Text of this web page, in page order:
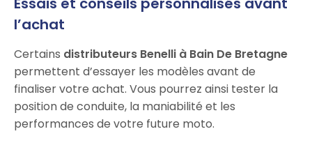
l’achat
Certains distributeurs Benelli à Bain De Bretagne
permettent d’essayer les modèles avant de
finaliser votre achat. Vous pourrez ainsi tester la
position de conduite, la maniabilité et les
performances de votre future moto.